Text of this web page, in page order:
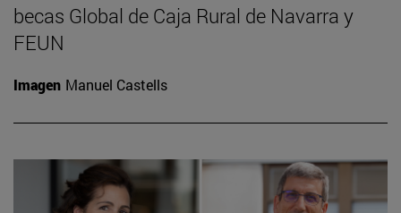
becas Global de Caja Rural de Navarra y
FEUN
Imagen Manuel Castells